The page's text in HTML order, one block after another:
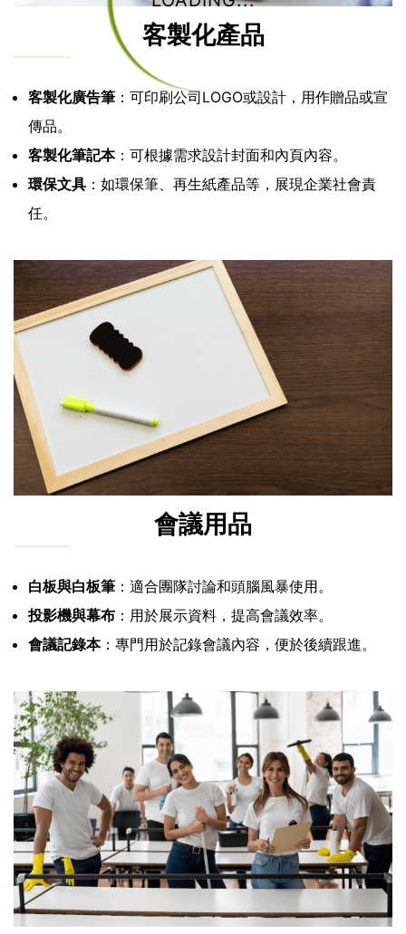
客製化產品
客製化廣告筆 ：可印刷公司LOGO或設計，用作贈品或宣
傳品。
客製化筆記本：可根據需求設計封面和內頁內容。
環保文具 ：如環保筆、再生紙產品等，展現企業社會責
任。
會議用品
白板與白板筆 ：適合團隊討論和頭腦風暴使用。
投影機與幕布 ：用於展示資料，提高會議效率。
會議記錄本：專門用於記錄會議內容，便於後續跟進。